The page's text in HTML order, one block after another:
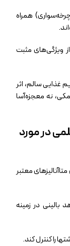
همراه
ویژگی‌های مثبت
غذایی سالم، اثر
نه معجزه‌آسا
در مورد
معتبر
بالینی در زمینه‌
را کنترل کند.